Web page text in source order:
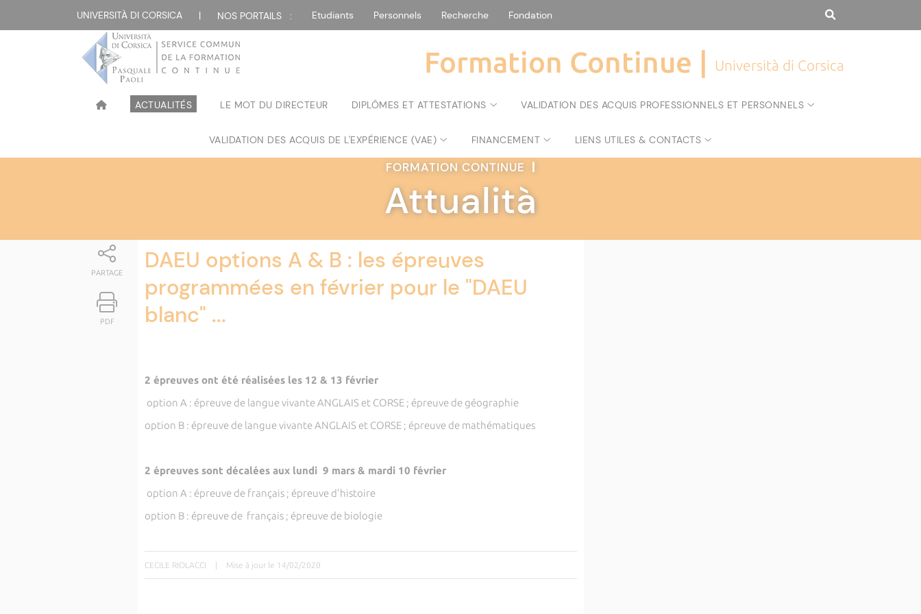
UNIVERSITÀ DI CORSICA | NOS PORTAILS : Etudiants Personnels Recherche Fondation
Formation Continue | Università di Corsica
ACTUALITÉS LE MOT DU DIRECTEUR DIPLÔMES ET ATTESTATIONS VALIDATION DES ACQUIS PROFESSIONNELS ET PERSONNELS
VALIDATION DES ACQUIS DE L'EXPÉRIENCE (VAE) FINANCEMENT LIENS UTILES & CONTACTS
FORMATION CONTINUE |
Attualità
PARTAGE
PDF
DAEU options A & B : les épreuves
programmées en février pour le "DAEU
blanc" ...
2 épreuves ont été réalisées les 12 & 13 février
option A : épreuve de langue vivante ANGLAIS et CORSE ; épreuve de géographie
option B : épreuve de langue vivante ANGLAIS et CORSE ; épreuve de mathématiques
2 épreuves sont décalées aux lundi 9 mars & mardi 10 février
option A : épreuve de français ; épreuve d'histoire
option B : épreuve de français ; épreuve de biologie
CECILE RIOLACCI | Mise à jour le 14/02/2020